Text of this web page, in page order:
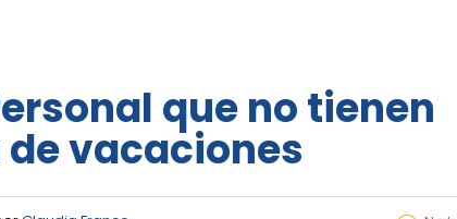
que no tienen
vacaciones